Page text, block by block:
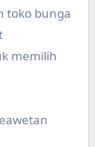
toko bunga
memilih